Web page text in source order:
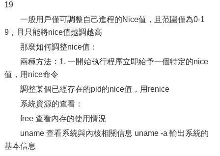
19
一般用戶僅可調整自己進程的Nice值，且范圍僅為0-1
9，且只能將nice值越調越高
那麼如何調整nice值：
兩種方法：1. 一開始執行程序立即給予一個特定的nice
值，用nice命令
調整某個已經存在的pid的nice值，用renice
系統資源的查看：
free 查看內存的使用情況
uname 查看系統與內核相關信息 uname -a 輸出系統的
基本信息